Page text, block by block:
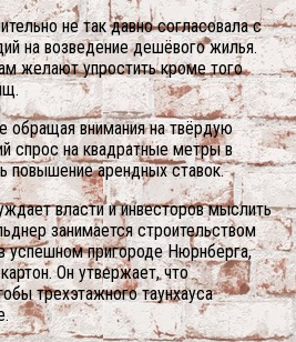
не так давно согласовала с
на возведение дешёвого жилья.
желают упростить кроме того
обращая внимания на твёрдую
спрос на квадратные метры в
повышение арендных ставок.
власти и инвесторов мыслить
занимается строительством
успешном пригороде Нюрнберга,
Он утвержает, что
трехэтажного таунхауса